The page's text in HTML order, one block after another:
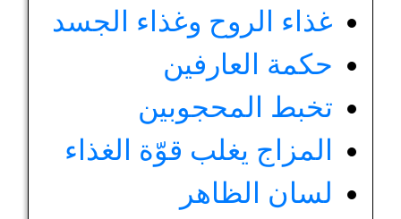
غذاء الروح وغذاء الجسد
حكمة العارفين
تخبط المحجوبين
المزاج يغلب قوّة الغذاء
لسان الظاهر